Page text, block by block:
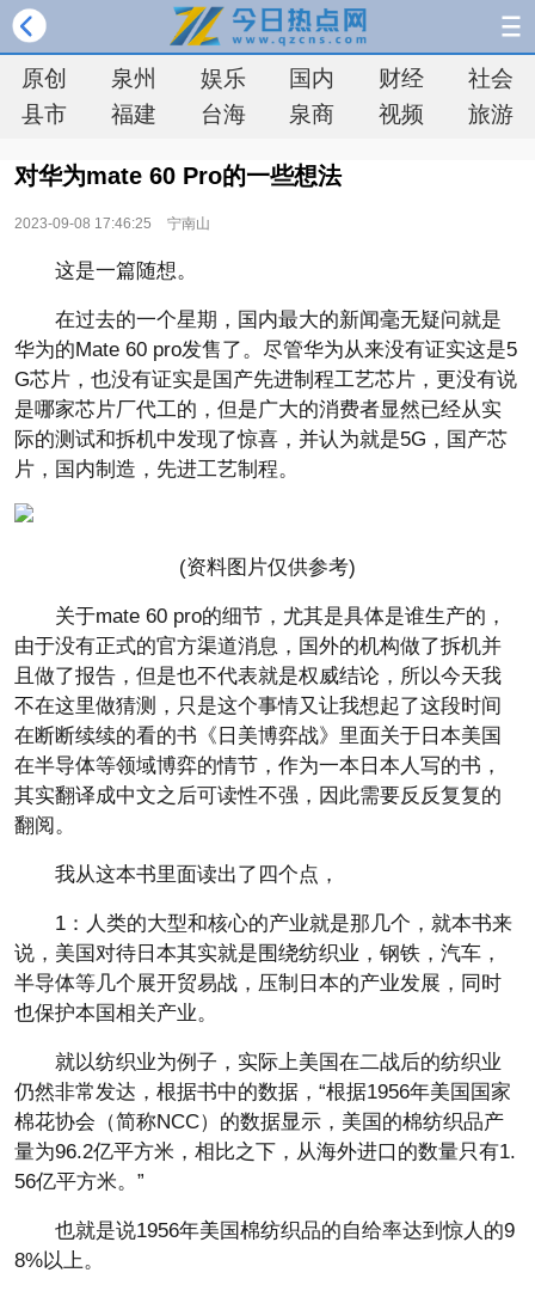
原创 泉州 娱乐 国内 财经
社会
县市
福建 台海 泉商 视频 旅游
对华为mate 60 Pro的一些想法
2023-09-08 17:46:25 宁南山
这是一篇随想。
在过去的一个星期，国内最大的新闻毫无疑问就是
华为的Mate 60 pro发售了。尽管华为从来没有证实这是5
G芯片，也没有证实是国产先进制程工艺芯片，更没有说
是哪家芯片厂代工的，但是广大的消费者显然已经从实
际的测试和拆机中发现了惊喜，并认为就是5G，国产芯
片，国内制造，先进工艺制程。
(资料图片仅供参考)
关于mate 60 pro的细节，尤其是具体是谁生产的，
由于没有正式的官方渠道消息，国外的机构做了拆机并
且做了报告，但是也不代表就是权威结论，所以今天我
不在这里做猜测，只是这个事情又让我想起了这段时间
在断断续续的看的书《日美博弈战》里面关于日本美国
在半导体等领域博弈的情节，作为一本日本人写的书，
其实翻译成中文之后可读性不强，因此需要反反复复的
翻阅。
我从这本书里面读出了四个点，
1：人类的大型和核心的产业就是那几个，就本书来
说，美国对待日本其实就是围绕纺织业，钢铁，汽车，
半导体等几个展开贸易战，压制日本的产业发展，同时
也保护本国相关产业。
就以纺织业为例子，实际上美国在二战后的纺织业
仍然非常发达，根据书中的数据，“根据1956年美国国家
棉花协会（简称NCC）的数据显示，美国的棉纺织品产
量为96.2亿平方米，相比之下，从海外进口的数量只有1.
56亿平方米。”
也就是说1956年美国棉纺织品的自给率达到惊人的9
8%以上。